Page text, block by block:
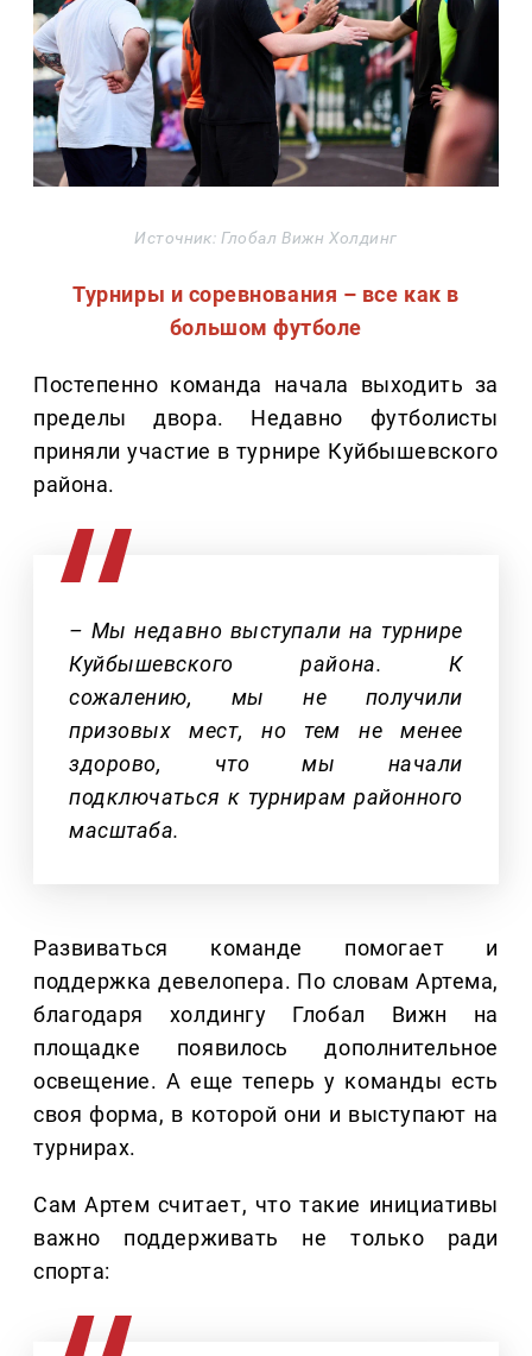
Источник: Глобал Вижн Холдинг
Турниры и соревнования – все как в
большом футболе
Постепенно команда начала выходить за
пределы двора. Недавно футболисты
приняли участие в турнире Куйбышевского
района.
– Мы недавно выступали на турнире
Куйбышевского района. К
сожалению, мы не получили
призовых мест, но тем не менее
здорово, что мы начали
подключаться к турнирам районного
масштаба.
Развиваться команде помогает и
поддержка девелопера. По словам Артема,
благодаря холдингу Глобал Вижн на
площадке появилось дополнительное
освещение. А еще теперь у команды есть
своя форма, в которой они и выступают на
турнирах.
Сам Артем считает, что такие инициативы
важно поддерживать не только ради
спорта: